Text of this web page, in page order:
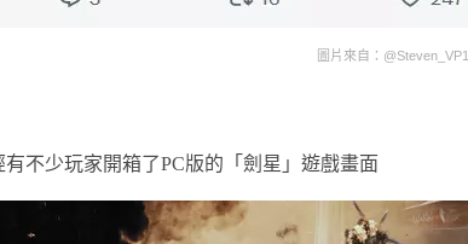
圖片來自：@Steven_VP1
不少玩家開箱了PC版的「劍星」遊戲畫面